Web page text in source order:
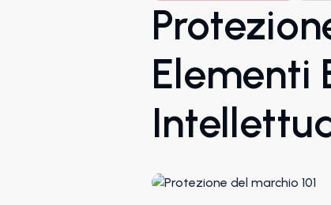
Elementi